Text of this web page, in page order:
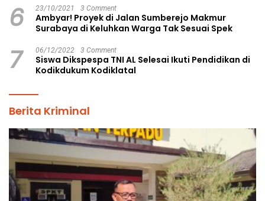
6 23/10/2021 3 Comment
Ambyar! Proyek di Jalan Sumberejo Makmur
Surabaya di Keluhkan Warga Tak Sesuai Spek
7 06/12/2022 3 Comment
Siswa Dikspespa TNI AL Selesai Ikuti Pendidikan di
Kodikdukum Kodiklatal
Berita Kriminal